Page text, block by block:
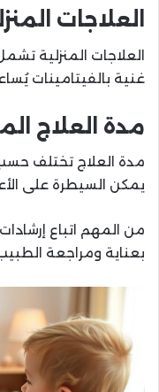
العلاجات
العلاجات المنزلية
غنية بالفيتامينات
مدة العلاج
مدة العلاج تختلف
يمكن السيطرة على الأعراض
من المهم اتباع
بعناية ومراجعة